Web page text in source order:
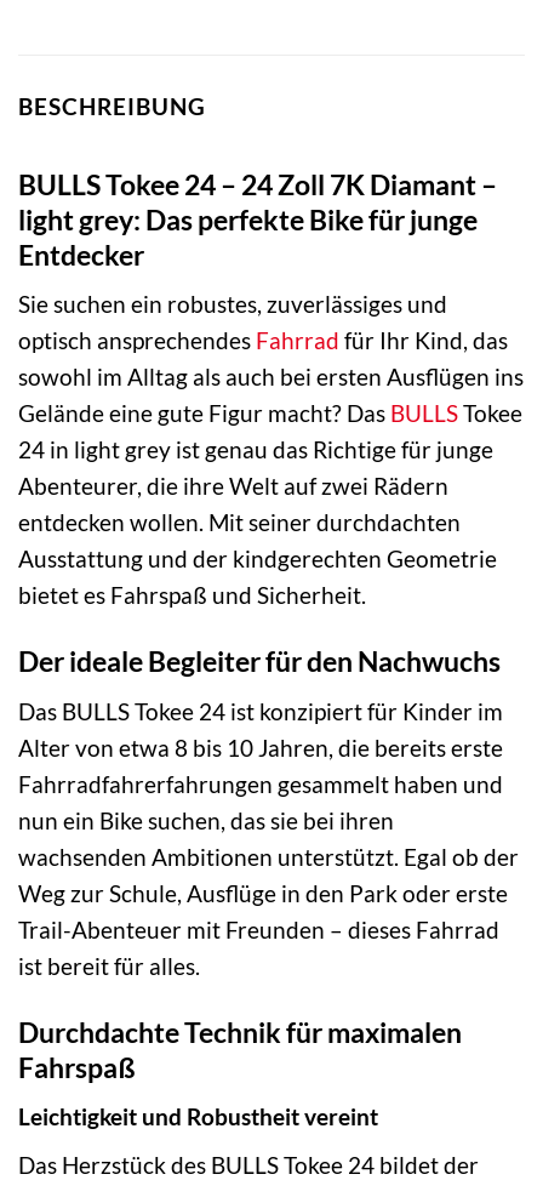
BESCHREIBUNG
BULLS Tokee 24 – 24 Zoll 7K Diamant –
light grey: Das perfekte Bike für junge
Entdecker
Sie suchen ein robustes, zuverlässiges und
optisch ansprechendes Fahrrad für Ihr Kind, das
sowohl im Alltag als auch bei ersten Ausflügen ins
Gelände eine gute Figur macht? Das BULLSTokee
24 in light grey ist genau das Richtige für junge
Abenteurer, die ihre Welt auf zwei Rädern
entdecken wollen. Mit seiner durchdachten
Ausstattung und der kindgerechten Geometrie
bietet es Fahrspaß und Sicherheit.
Der ideale Begleiter für den Nachwuchs
Das BULLS Tokee 24 ist konzipiert für Kinder im
Alter von etwa 8 bis 10 Jahren, die bereits erste
Fahrradfahrerfahrungen gesammelt haben und
nun ein Bike suchen, das sie bei ihren
wachsenden Ambitionen unterstützt. Egal ob der
Weg zur Schule, Ausflüge in den Park oder erste
Trail-Abenteuer mit Freunden – dieses Fahrrad
ist bereit für alles.
Durchdachte Technik für maximalen
Fahrspaß
Leichtigkeit und Robustheit vereint
Das Herzstück des BULLS Tokee 24 bildet der